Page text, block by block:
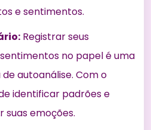
e sentimentos.
Registrar seus
no papel é uma
autoanálise. Com o
identificar padrões e
emoções.